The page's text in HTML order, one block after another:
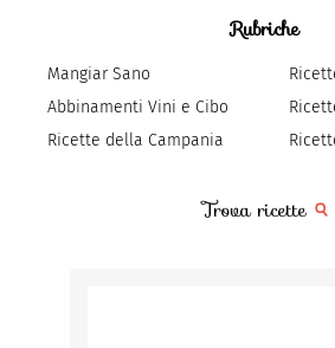
Rubriche
Mangiar Sano
Abbinamenti Vini e Cibo
Ricette della Campania
Trova ricette